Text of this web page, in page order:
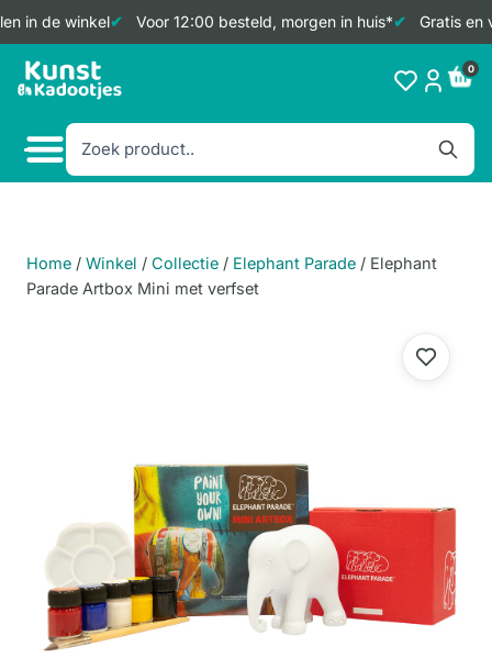
in de winkel Voor 12:00 besteld, morgen in huis* Gratis en
Doorgaan
naar
0
Home / Winkel / Collectie / Elephant Parade / Elephant
Parade Artbox Mini met verfset